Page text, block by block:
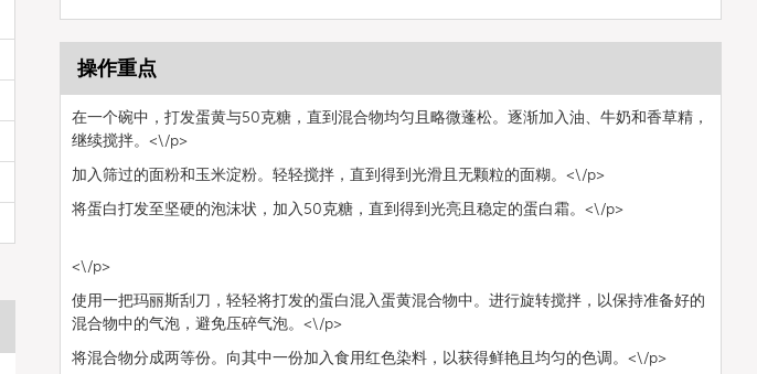
操作重点
在一个碗中，打发蛋黄与50克糖，直到混合物均匀且略微蓬松。逐渐加入油、牛奶和香草精，
继续搅拌。<\/p>
加入筛过的面粉和玉米淀粉。轻轻搅拌，直到得到光滑且无颗粒的面糊。<\/p>
将蛋白打发至坚硬的泡沫状，加入50克糖，直到得到光亮且稳定的蛋白霜。<\/p>
<\/p>
使用一把玛丽斯刮刀，轻轻将打发的蛋白混入蛋黄混合物中。进行旋转搅拌，以保持准备好的
混合物中的气泡，避免压碎气泡。<\/p>
将混合物分成两等份。向其中一份加入食用红色染料，以获得鲜艳且均匀的色调。<\/p>